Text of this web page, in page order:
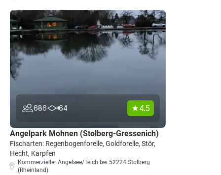
686 64 4.5
Angelpark Mohnen (Stolberg-Gressenich)
Fischarten: Regenbogenforelle, Goldforelle, Stör,
Hecht, Karpfen
Kommerzieller Angelsee/Teich bei 52224 Stolberg
(Rheinland)